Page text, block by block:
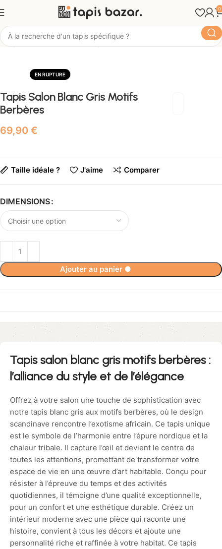
0
Tapis Salon
EN RUPTURE
Tapis Salon Blanc Gris Motifs
Berbères
€
Taille idéale ? J'aime Comparer
DIMENSIONS
Ajouter au panier●
Tapis salon blanc gris motifs berbères :
l’alliance du style et de l’élégance
Offrez à votre salon une touche de sophistication avec
notre tapis blanc gris aux motifs berbères, où le design
scandinave rencontre l’exotisme africain. Ce tapis unique
est le symbole de l’harmonie entre l’épure nordique et la
chaleur tribale. Il capture l’œil et devient le centre de
toutes les attentions, promettant de transformer votre
espace de vie en une œuvre d’art habitable. Conçu pour
résister à l’épreuve du temps et des activités
quotidiennes, il témoigne d’une qualité exceptionnelle,
pour un confort et une esthétique durable. Créez un
intérieur moderne avec une pièce qui raconte une
histoire, convient à tous les décors et ajoute une
personnalité riche et raffinée à votre habitat. Ce tapis